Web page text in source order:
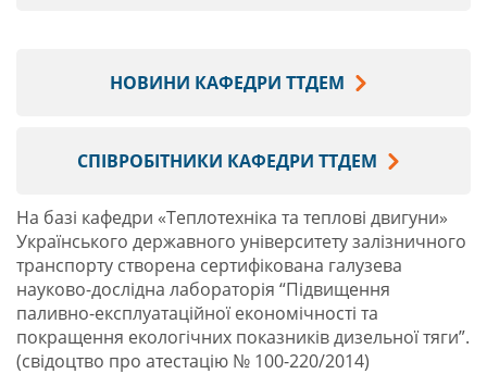
НОВИНИ КАФЕДРИ ТТДЕМ
СПІВРОБІТНИКИ КАФЕДРИ ТТДЕМ
На базі кафедри «Теплотехніка та теплові двигуни»
Українського державного університету залізничного
транспорту створена сертифікована галузева
науково-дослідна лабораторія “Підвищення
паливно-експлуатаційної економічності та
покращення екологічних показників дизельної тяги”.
(свідоцтво про атестацію № 100-220/2014)